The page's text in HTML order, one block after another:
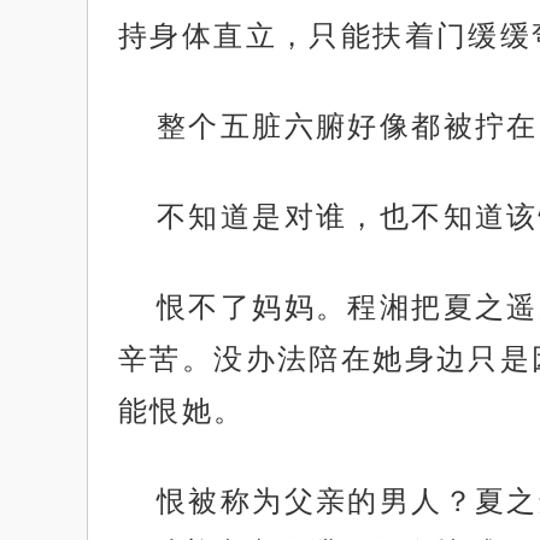
持身体直立，只能扶着门缓
整个五脏六腑好像都被拧
不知道是对谁，也不知道
恨不了妈妈。程湘把夏之
辛苦。没办法陪在她身边只
能恨她。
恨被称为父亲的男人？夏